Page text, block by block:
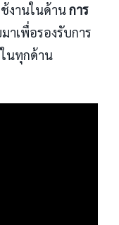
งานในด้านการ
เพื่อรองรับการ
นทุกด้าน